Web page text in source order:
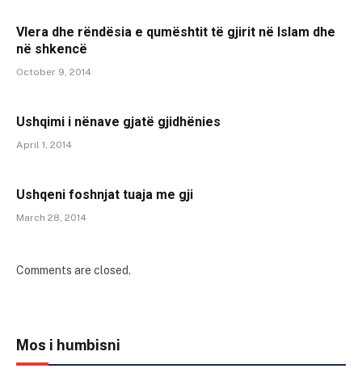
Vlera dhe rëndësia e qumështit të gjirit në Islam dhe
në shkencë
October 9, 2014
Ushqimi i nënave gjatë gjidhënies
April 1, 2014
Ushqeni foshnjat tuaja me gji
March 28, 2014
Comments are closed.
Mos i humbisni